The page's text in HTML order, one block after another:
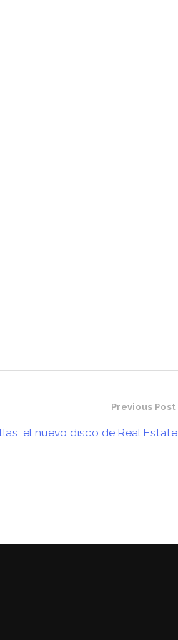
Previous Post
el nuevo disco de Real Estate